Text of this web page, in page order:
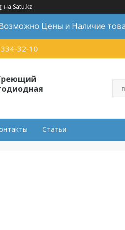
на Satu.kz
Цены и Наличие
32-10
Статьи